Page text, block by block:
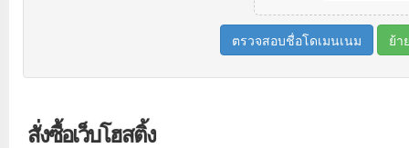
สั่งซื้อเว็บโฮสติ้ง